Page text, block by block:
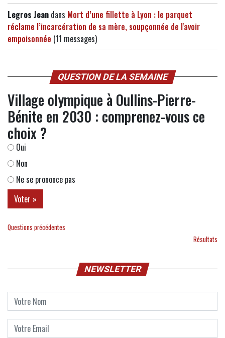
Legros Jean dans Mort d’une fillette à Lyon : le parquet
réclame l’incarcération de sa mère, soupçonnée de l'avoir
empoisonnée (11 messages)
QUESTION DE LA SEMAINE
Village olympique à Oullins-Pierre-
Bénite en 2030 : comprenez-vous ce
choix ?
Oui
Non
Ne se prononce pas
Questions précédentes
Résultats
NEWSLETTER